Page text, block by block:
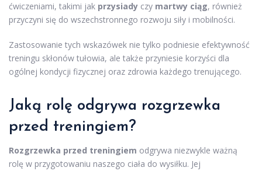
ćwiczeniami, takimi jak przysiady czy martwy ciąg, również
przyczyni się do wszechstronnego rozwoju siły i mobilności.
Zastosowanie tych wskazówek nie tylko podniesie efektywność
treningu skłonów tułowia, ale także przyniesie korzyści dla
ogólnej kondycji fizycznej oraz zdrowia każdego trenującego.
Jaką rolę odgrywa rozgrzewka
przed treningiem?
Rozgrzewka przed treningiem odgrywa niezwykle ważną
rolę w przygotowaniu naszego ciała do wysiłku. Jej